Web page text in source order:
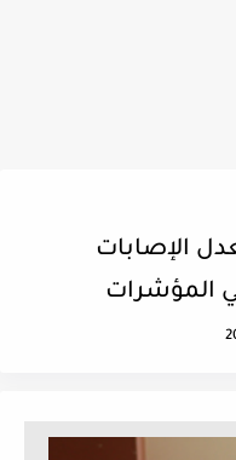
الإصابات